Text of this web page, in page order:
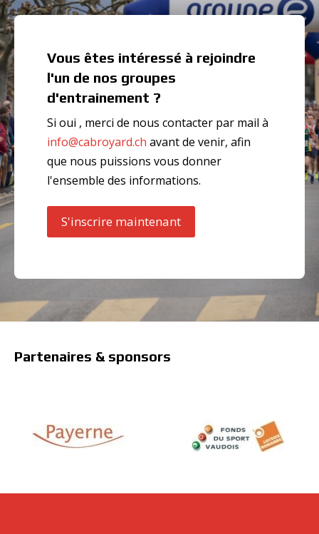
Vous êtes intéressé à rejoindre
l'un de nos groupes
d'entrainement ?
Si oui , merci de nous contacter par mail à
info@cabroyard.ch avant de venir, afin
que nous puissions vous donner
l'ensemble des informations.
S'inscrire maintenant
Partenaires & sponsors